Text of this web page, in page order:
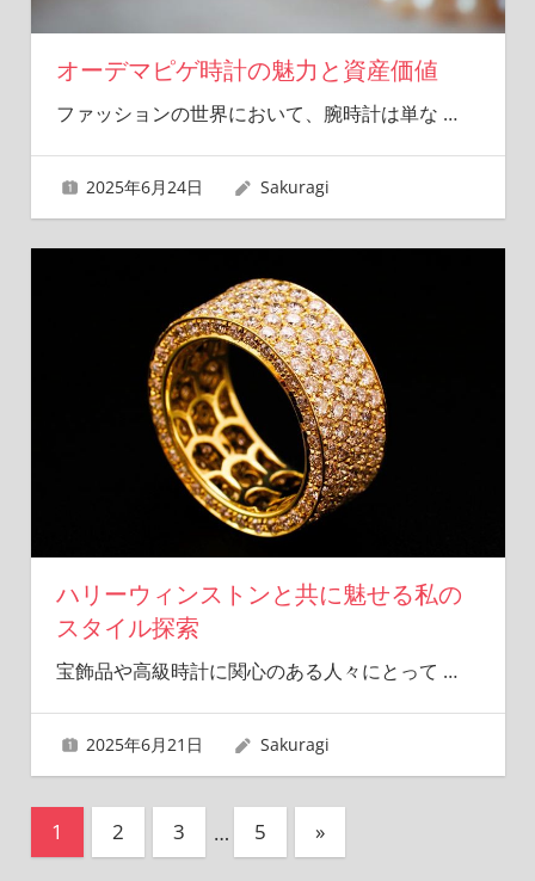
オーデマピゲ時計の魅力と資産価値
ファッションの世界において、腕時計は単な …
2025年6月24日 Sakuragi
ハリーウィンストンと共に魅せる私の
スタイル探索
宝飾品や高級時計に関心のある人々にとって …
2025年6月21日 Sakuragi
投
1 2 3 … 5
次
の
»